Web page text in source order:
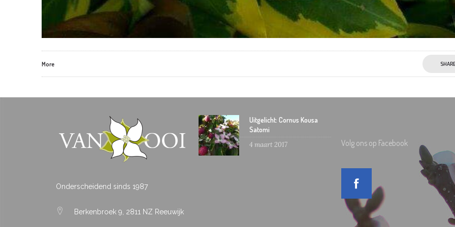
More
Onderscheidend sinds 1987
Berkenbroek 9, 2811 NZ Reeuwijk
Uitgelicht: Cornus Kousa
Satomi
4 maart 2017
Volg ons op Facebook